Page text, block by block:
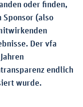
oder finden,
Sponsor (also
Der vfa
endlich
wurde.